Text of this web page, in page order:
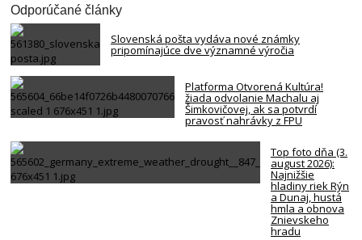
Odporúčané články
Slovenská pošta vydáva nové známky
pripomínajúce dve významné výročia
Platforma Otvorená Kultúra!
žiada odvolanie Machalu aj
Šimkovičovej, ak sa potvrdí
pravosť nahrávky z FPU
Top foto dňa (3.
august 2026):
Najnižšie
hladiny riek Rýn
a Dunaj, hustá
hmla a obnova
Znievskeho
hradu